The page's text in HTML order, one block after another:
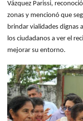
Vázquez Parissi,
zonas y mencionó que
brindar vialidades dignas
los ciudadanos a ver el
mejorar su entorno.